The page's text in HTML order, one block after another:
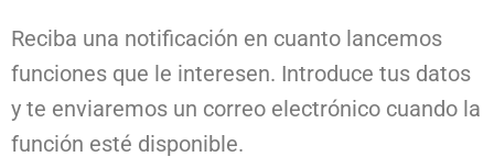
Reciba una notificación en cuanto lancemos
funciones que le interesen. Introduce tus datos
y te enviaremos un correo electrónico cuando la
función esté disponible.